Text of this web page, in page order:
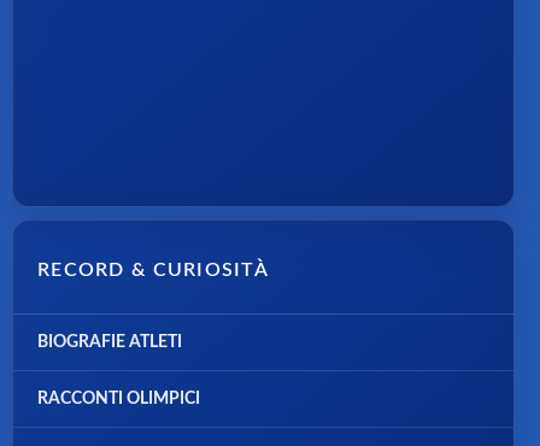
RECORD & CURIOSITÀ
BIOGRAFIE ATLETI
RACCONTI OLIMPICI